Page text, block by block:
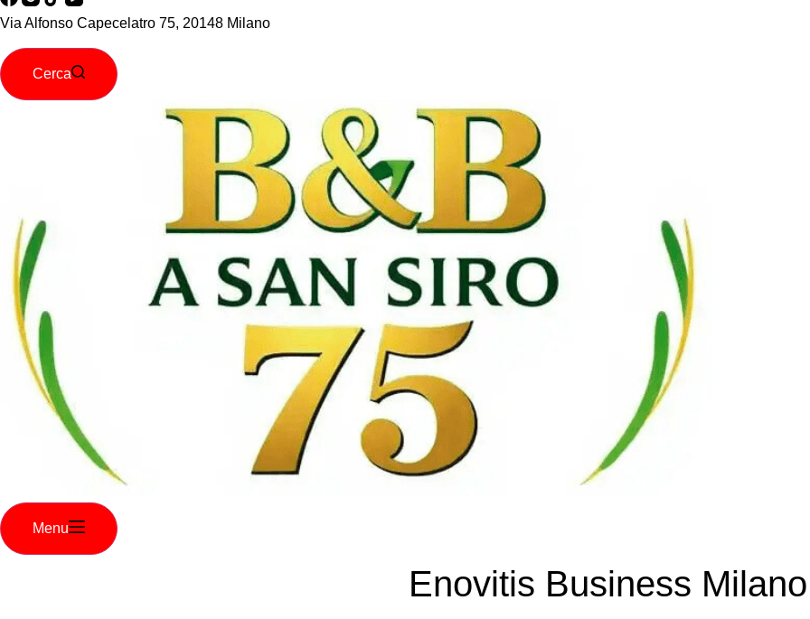
Via Alfonso Capecelatro 75, 20148 Milano
Cerca
Menu
Enovitis Business Milano